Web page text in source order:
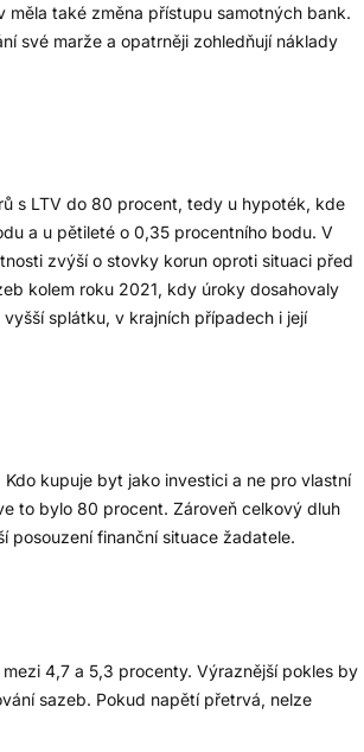
také změna přístupu samotných bank.
své marže a opatrněji zohledňují náklady
s LTV do 80 procent, tedy u hypoték, kde
a u pětileté o 0,35 procentního bodu. V
zvýší o stovky korun oproti situaci před
kolem roku 2021, kdy úroky dosahovaly
splátku, v krajních případech i její
kupuje byt jako investici a ne pro vlastní
to bylo 80 procent. Zároveň celkový dluh
posouzení finanční situace žadatele.
4,7 a 5,3 procenty. Výraznější pokles by
sazeb. Pokud napětí přetrvá, nelze